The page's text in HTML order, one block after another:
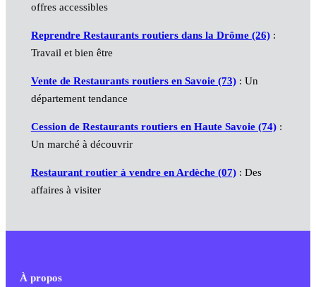
offres accessibles
Reprendre Restaurants routiers dans la Drôme (26):
Travail et bien être
Vente de Restaurants routiers en Savoie (73): Un
département tendance
Cession de Restaurants routiers en Haute Savoie (74):
Un marché à découvrir
Restaurant routier à vendre en Ardèche (07): Des
affaires à visiter
À propos